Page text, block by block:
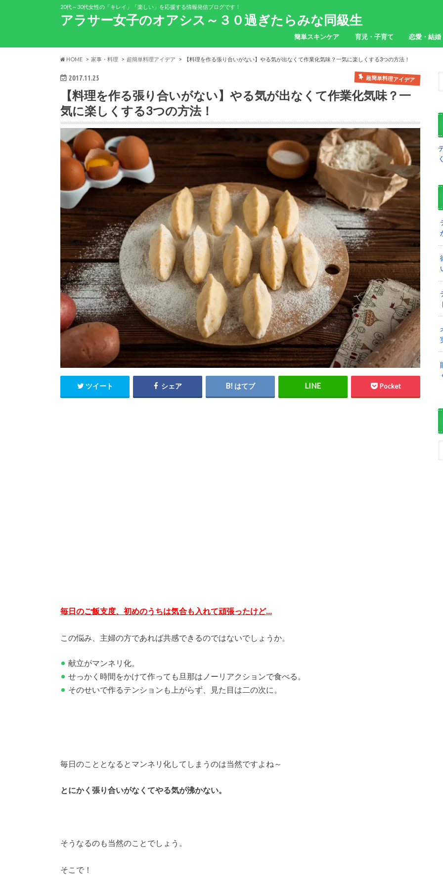
20代～30代女性の「キレイ」「楽しい」を応援する情報発信ブログです！
アラサー女子のオアシス～３０過ぎたらみな同級生
簡単スキンケア 育児・子育て 恋愛・結婚
HOME 家事・料理 超簡単料理アイデア 【料理を作る張り合いがない】やる気が出なくて作業化気味？一気に楽しくする3つの方法！
2017.11.25 超簡単料理アイデア
【料理を作る張り合いがない】やる気が出なくて作業化気味？一
気に楽しくする3つの方法！
ツイート シェア はてブ Pocket
毎日のご飯支度、初めのうちは気合も入れて頑張ったけど…
この悩み、主婦の方であれば共感できるのではないでしょうか。
献立がマンネリ化。
せっかく時間をかけて作っても旦那はノーリアクションで食べる。
そのせいで作るテンションも上がらず、見た目は二の次に。
毎日のこととなるとマンネリ化してしまうのは当然ですよね～
とにかく張り合いがなくてやる気が沸かない。
そうなるのも当然のことでしょう。
そこで！